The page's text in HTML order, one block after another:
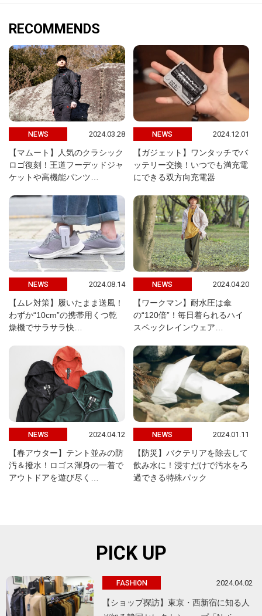
RECOMMENDS
NEWS 2024.03.28
【マムート】人気のクラシック
ロゴ復刻！王道フーデッドジャ
ケットや高機能パンツ…
NEWS 2024.12.01
【ガジェット】ワンタッチでバ
ッテリー交換！いつでも満充電
にできる双方向充電器
NEWS 2024.08.14
【ムレ対策】履いたまま送風！
わずか“10cm”の携帯用くつ乾
燥機でサラサラ快…
NEWS 2024.04.20
【ワークマン】耐水圧は傘
の“120倍”！毎日着られるハイ
スペックレインウェア…
NEWS 2024.04.12
【春アウター】テント並みの防
汚＆撥水！ロゴス渾身の一着で
アウトドアを遊び尽く…
NEWS 2024.01.11
【防災】バクテリアを除去して
飲み水に！浸すだけで汚水をろ
過できる特殊パック
PICK UP
FASHION 2024.04.02
【ショップ探訪】東京・西新宿に知る人